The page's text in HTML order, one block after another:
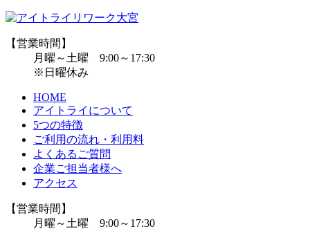
【営業時間】
月曜～土曜 9:00～17:30
※日曜休み
HOME
アイトライについて
5つの特徴
ご利用の流れ・利用料
よくあるご質問
企業ご担当者様へ
アクセス
【営業時間】
月曜～土曜 9:00～17:30